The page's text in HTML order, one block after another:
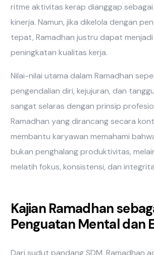
ritme aktivitas kerap dianggap
kinerja. Namun, jika dikelola dengan
tepat, Ramadhan justru dapat
peningkatan kualitas kerja.
Nilai-nilai utama dalam Ramadhan
pengendalian diri, kejujuran, dan
sangat selaras dengan prinsip
Ramadhan yang dirancang secara
membantu karyawan memahami
bukan penghalang produktivitas,
melatih fokus, konsistensi, dan
Kajian Ramadhan
Penguatan Mental dan